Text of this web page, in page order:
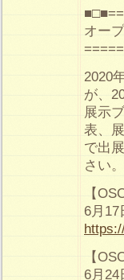
オー
2020
が、
展示
表、
で出
さい。
【
6月17
【
6月24